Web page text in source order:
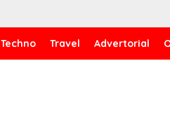
Techno Travel Advertorial